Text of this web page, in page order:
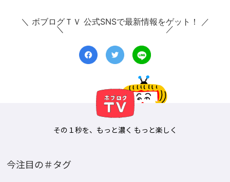
＼ ボブログＴＶ 公式SNSで最新情報をゲット！ ／
その１秒を、もっと濃く もっと楽しく
今注目の＃タグ